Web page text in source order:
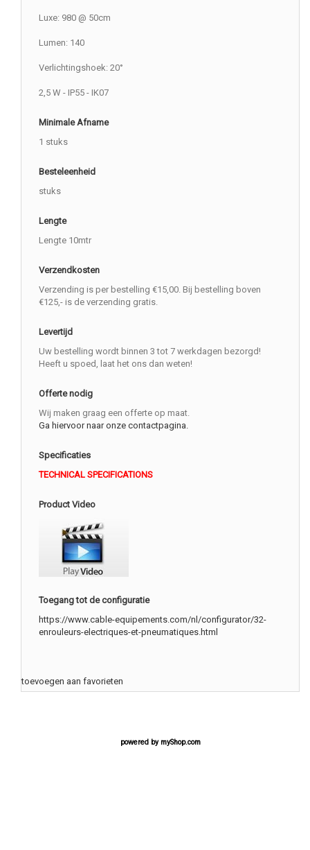
Luxe: 980 @ 50cm
Lumen: 140
Verlichtingshoek: 20°
2,5 W - IP55 - IK07
Minimale Afname
1 stuks
Besteleenheid
stuks
Lengte
Lengte 10mtr
Verzendkosten
Verzending is per bestelling €15,00. Bij bestelling boven
€125,- is de verzending gratis.
Levertijd
Uw bestelling wordt binnen 3 tot 7 werkdagen bezorgd!
Heeft u spoed, laat het ons dan weten!
Offerte nodig
Wij maken graag een offerte op maat.
Ga hiervoor naar onze contactpagina.
Specificaties
TECHNICAL SPECIFICATIONS
Product Video
Toegang tot de configuratie
https://www.cable-equipements.com/nl/configurator/32-
enrouleurs-electriques-et-pneumatiques.html
toevoegen aan favorieten
powered by myShop.com